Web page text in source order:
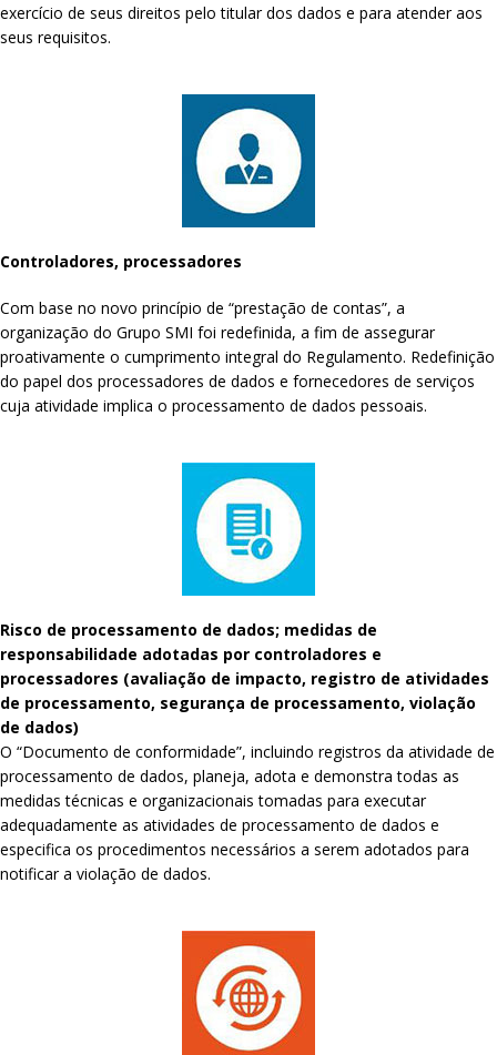
exercício de seus direitos pelo titular dos dados e para atender aos
seus requisitos.
Controladores, processadores
Com base no novo princípio de “prestação de contas”, a
organização do Grupo SMI foi redefinida, a fim de assegurar
proativamente o cumprimento integral do Regulamento. Redefinição
do papel dos processadores de dados e fornecedores de serviços
cuja atividade implica o processamento de dados pessoais.
Risco de processamento de dados; medidas de
responsabilidade adotadas por controladores e
processadores (avaliação de impacto, registro de atividades
de processamento, segurança de processamento, violação
de dados)
O “Documento de conformidade”, incluindo registros da atividade de
processamento de dados, planeja, adota e demonstra todas as
medidas técnicas e organizacionais tomadas para executar
adequadamente as atividades de processamento de dados e
especifica os procedimentos necessários a serem adotados para
notificar a violação de dados.